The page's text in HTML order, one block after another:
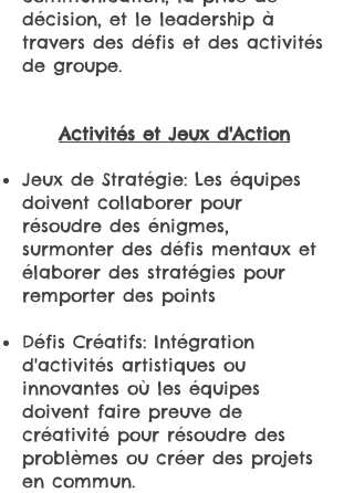
décision, et le leadership à
travers des défis et des activités
de groupe.
Activités et Jeux d'Action
Jeux de Stratégie: Les équipes
doivent collaborer pour
résoudre des énigmes,
surmonter des défis mentaux et
élaborer des stratégies pour
remporter des points
Défis Créatifs: Intégration
d'activités artistiques ou
innovantes où les équipes
doivent faire preuve de
créativité pour résoudre des
problèmes ou créer des projets
en commun.